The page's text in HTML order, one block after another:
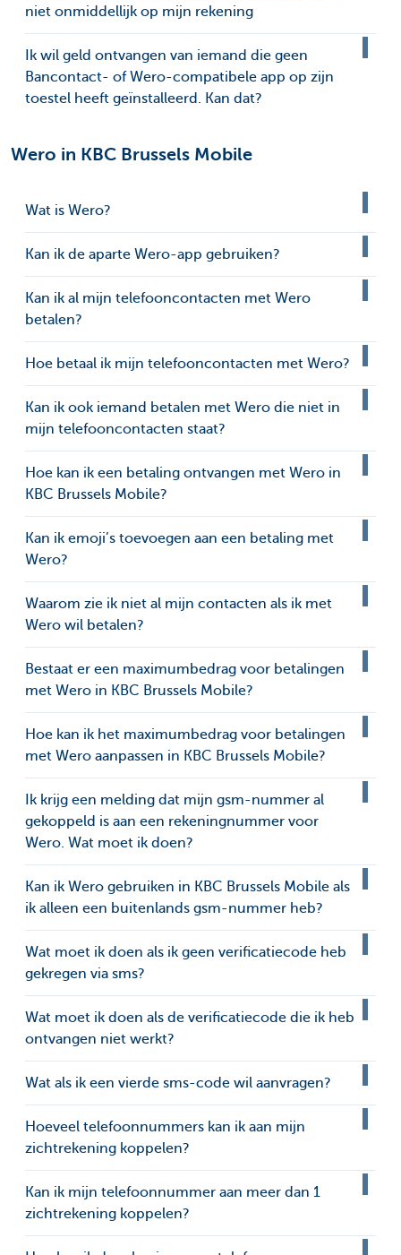
niet onmiddellijk op mijn rekening
Ik wil geld ontvangen van iemand die geen
Bancontact- of Wero-compatibele app op zijn
toestel heeft geïnstalleerd. Kan dat?
Wero in KBC Brussels Mobile
Wat is Wero?
Kan ik de aparte Wero-app gebruiken?
Kan ik al mijn telefooncontacten met Wero
betalen?
Hoe betaal ik mijn telefooncontacten met Wero?
Kan ik ook iemand betalen met Wero die niet in
mijn telefooncontacten staat?
Hoe kan ik een betaling ontvangen met Wero in
KBC Brussels Mobile?
Kan ik emoji’s toevoegen aan een betaling met
Wero?
Waarom zie ik niet al mijn contacten als ik met
Wero wil betalen?
Bestaat er een maximumbedrag voor betalingen
met Wero in KBC Brussels Mobile?
Hoe kan ik het maximumbedrag voor betalingen
met Wero aanpassen in KBC Brussels Mobile?
Ik krijg een melding dat mijn gsm-nummer al
gekoppeld is aan een rekeningnummer voor
Wero. Wat moet ik doen?
Kan ik Wero gebruiken in KBC Brussels Mobile als
ik alleen een buitenlands gsm-nummer heb?
Wat moet ik doen als ik geen verificatiecode heb
gekregen via sms?
Wat moet ik doen als de verificatiecode die ik heb
ontvangen niet werkt?
Wat als ik een vierde sms-code wil aanvragen?
Hoeveel telefoonnummers kan ik aan mijn
zichtrekening koppelen?
Kan ik mijn telefoonnummer aan meer dan 1
zichtrekening koppelen?